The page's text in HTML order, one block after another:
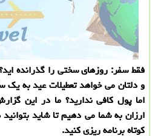
فقط سفر: روزهای سختی را گذرانده
و دلتان می خواهد تعطیلات عید به
اما پول كافی ندارید؟ ما در این
ارزان به شما می دهیم تا شاید
كوتاه برنامه ریزی كنید.